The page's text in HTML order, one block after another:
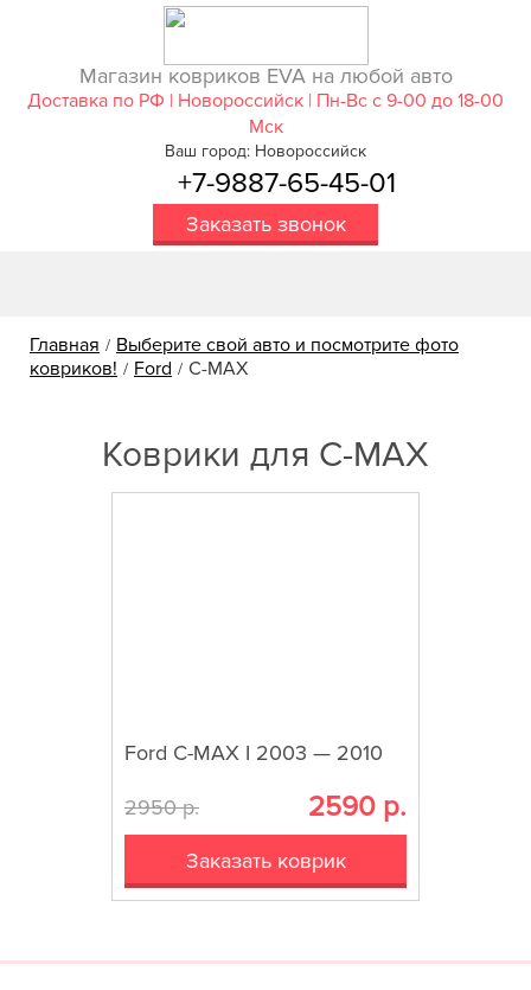
Магазин ковриков EVA ​на любой авто
Доставка по РФ | Новороссийск | Пн-Вс с 9-00 до 18-00
Мск
Ваш город: Новороссийск
+7-9887-65-45-01
Заказать звонок
Главная / Выберите свой авто и посмотрите фото
ковриков! / Ford / C-MAX
Коврики для C-MAX
Ford C-MAX I 2003 — 2010
2590 р.
2950 р.
Заказать коврик